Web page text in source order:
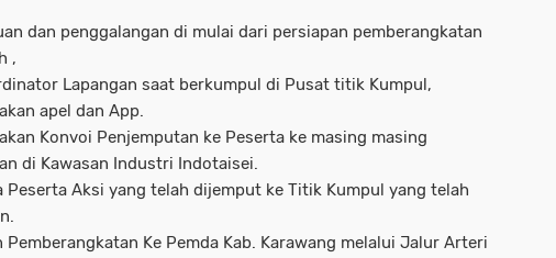
dan penggalangan di mulai dari persiapan pemberangkatan
,
Lapangan saat berkumpul di Pusat titik Kumpul,
apel dan App.
Konvoi Penjemputan ke Peserta ke masing masing
di Kawasan Industri Indotaisei.
Peserta Aksi yang telah dijemput ke Titik Kumpul yang telah
Pemberangkatan Ke Pemda Kab. Karawang melalui Jalur Arteri